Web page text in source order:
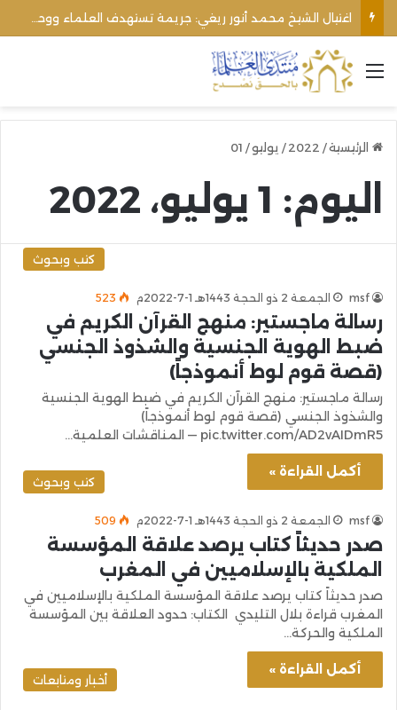
القائمة
الرئيسية/
2022
/ يوليو/
01
اليوم: 1 يوليو، 2022
كتب وبحوث
msf الجمعة 2 ذو الحجة 1443هـ 1-7-2022م 523
رسالة ماجستير: منهج القرآن الكريم في
ضبط الهوية الجنسية والشذوذ الجنسي
(قصة قوم لوط أنموذجاً)
رسالة ماجستير: منهج القرآن الكريم في ضبط الهوية الجنسية
والشذوذ الجنسي (قصة قوم لوط أنموذجاً)
pic.twitter.com/AD2vAIDmR5 — المناقشات العلمية…
أكمل القراءة »
كتب وبحوث
msf الجمعة 2 ذو الحجة 1443هـ 1-7-2022م 509
صدر حديثاً كتاب يرصد علاقة المؤسسة
الملكية بالإسلاميين في المغرب
صدر حديثاً كتاب يرصد علاقة المؤسسة الملكية بالإسلاميين في
المغرب قراءة بلال التليدي الكتاب: حدود العلاقة بين المؤسسة
الملكية والحركة…
أكمل القراءة »
أخبار ومتابعات